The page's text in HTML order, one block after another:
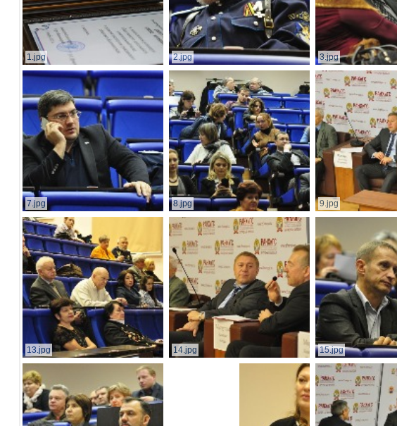
1.jpg 2.jpg 3.jpg
7.jpg 8.jpg 9.jpg
13.jpg 14.jpg 15.jpg